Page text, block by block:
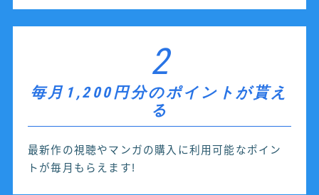
2
毎月1,200円分のポイントが貰え
る
最新作の視聴やマンガの購入に利用可能なポイン
トが毎月もらえます!